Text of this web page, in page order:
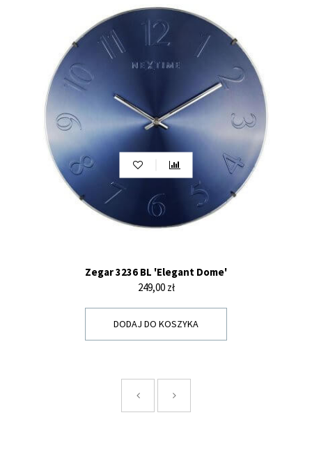
Zegar 3236 BL 'Elegant Dome'
Cena
249,00 zł
DODAJ DO KOSZYKA